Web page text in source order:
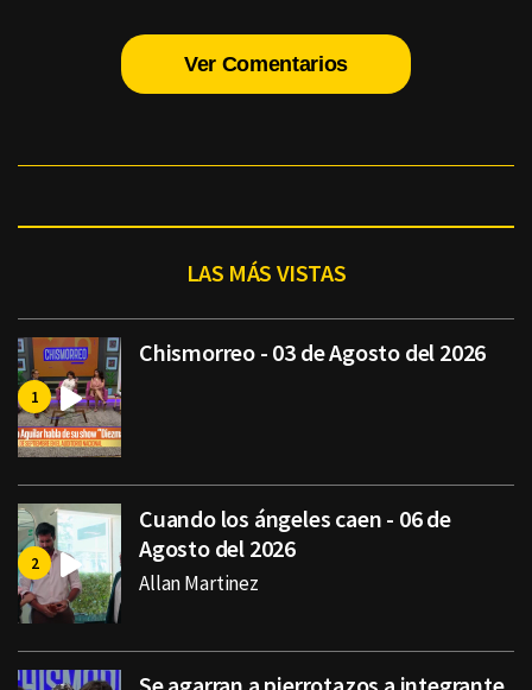
Ver Comentarios
LAS MÁS VISTAS
Chismorreo - 03 de Agosto del 2026
Cuando los ángeles caen - 06 de
Agosto del 2026
Allan Martinez